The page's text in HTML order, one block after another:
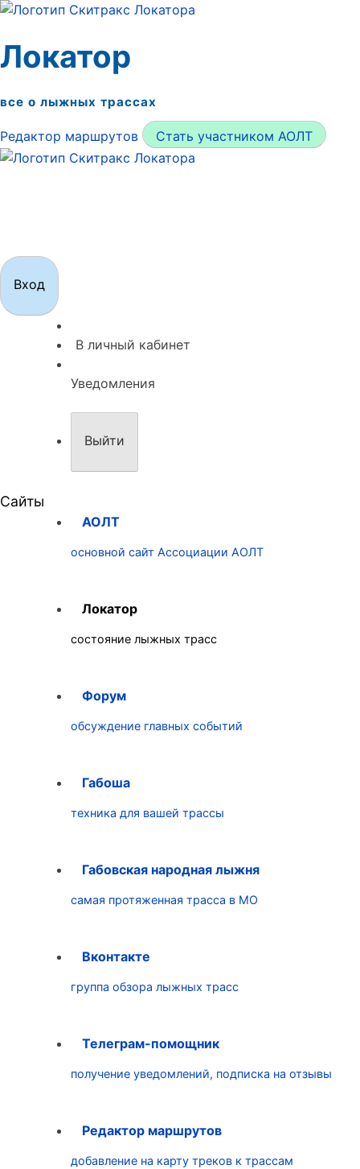
Локатор
все о лыжных трассах
Редактор маршрутов Стать участником АОЛТ
Вход
В личный кабинет
Уведомления
Выйти
Сайты
АОЛТ
основной сайт Ассоциации АОЛТ
Локатор
состояние лыжных трасс
Форум
обсуждение главных событий
Габоша
техника для вашей трассы
Габовская народная лыжня
самая протяженная трасса в МО
Вконтакте
группа обзора лыжных трасс
Телеграм-помощник
получение уведомлений, подписка на отзывы
Редактор маршрутов
добавление на карту треков к трассам